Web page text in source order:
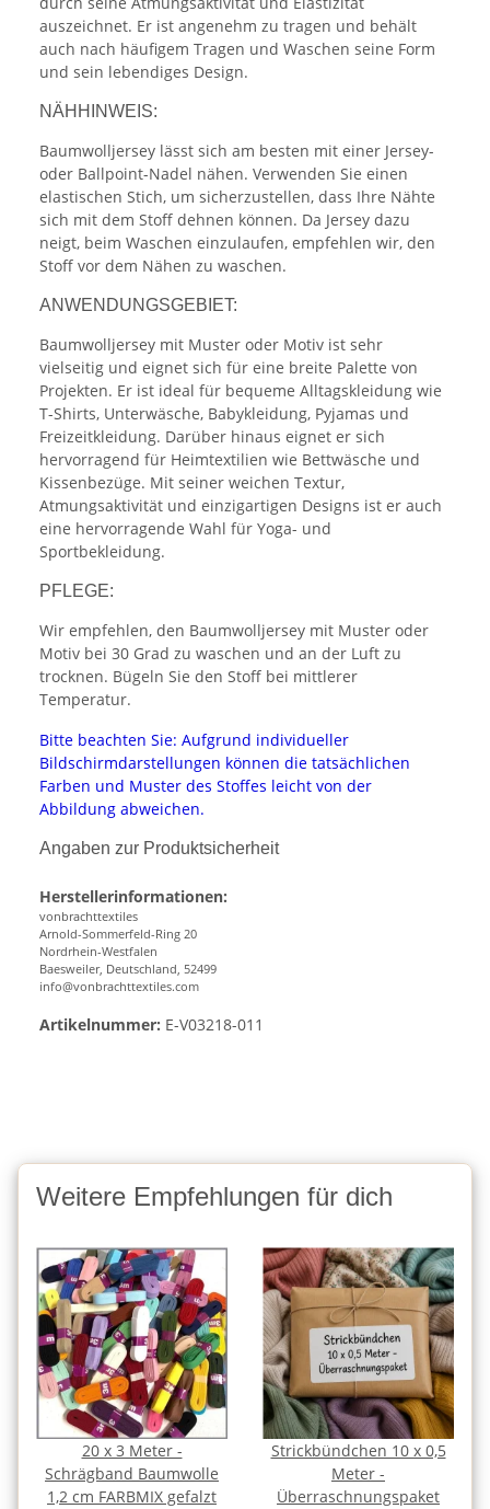
auszeichnet. Er ist angenehm zu tragen und behält
auch nach häufigem Tragen und Waschen seine Form
und sein lebendiges Design.
NÄHHINWEIS:
Baumwolljersey lässt sich am besten mit einer Jersey-
oder Ballpoint-Nadel nähen. Verwenden Sie einen
elastischen Stich, um sicherzustellen, dass Ihre Nähte
sich mit dem Stoff dehnen können. Da Jersey dazu
neigt, beim Waschen einzulaufen, empfehlen wir, den
Stoff vor dem Nähen zu waschen.
ANWENDUNGSGEBIET:
Baumwolljersey mit Muster oder Motiv ist sehr
vielseitig und eignet sich für eine breite Palette von
Projekten. Er ist ideal für bequeme Alltagskleidung wie
T-Shirts, Unterwäsche, Babykleidung, Pyjamas und
Freizeitkleidung. Darüber hinaus eignet er sich
hervorragend für Heimtextilien wie Bettwäsche und
Kissenbezüge. Mit seiner weichen Textur,
Atmungsaktivität und einzigartigen Designs ist er auch
eine hervorragende Wahl für Yoga- und
Sportbekleidung.
PFLEGE:
Wir empfehlen, den Baumwolljersey mit Muster oder
Motiv bei 30 Grad zu waschen und an der Luft zu
trocknen. Bügeln Sie den Stoff bei mittlerer
Temperatur.
Bitte beachten Sie: Aufgrund individueller
Bildschirmdarstellungen können die tatsächlichen
Farben und Muster des Stoffes leicht von der
Abbildung abweichen.
Angaben zur Produktsicherheit
Herstellerinformationen:
vonbrachttextiles
Arnold-Sommerfeld-Ring 20
Nordrhein-Westfalen
Baesweiler, Deutschland, 52499
info@vonbrachttextiles.com
Artikelnummer: E-V03218-011
Weitere Empfehlungen für dich
20 x 3 Meter -
Schrägband Baumwolle
1,2 cm FARBMIX gefalzt
Strickbündchen 10 x 0,5
Meter -
Überraschnungspaket